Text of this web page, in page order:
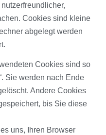
Cookies sind kleine
abgelegt werden
Cookies sind so
Sie werden nach Ende
Andere Cookies
bis Sie diese
uns, Ihren Browser